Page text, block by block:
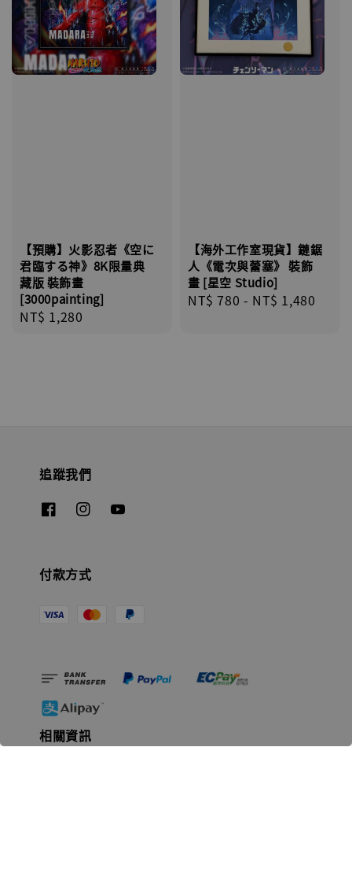
【預購】火影忍者《空に
君臨する神》8K限量典
藏版 裝飾畫
[3000painting]
Regular
NT$ 1,280
【海外工作室現貨】鏈鋸
人《電次與蕾塞》 裝飾
畫 [星空 Studio]
Regular
NT$ 780 - NT$ 1,480
追蹤我們
付款方式
相關資訊